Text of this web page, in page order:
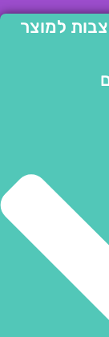
למוצר